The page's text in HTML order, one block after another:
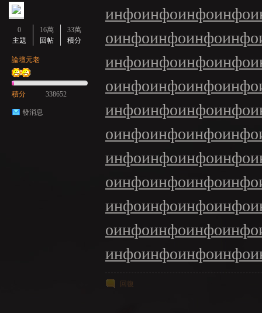
0
主題
16萬
回帖
33萬
積分
論壇元老
積分 338652
發消息
инфоинфоинфоинфо
оинфоинфоинфоинфо
инфоинфоинфоинфо
оинфоинфоинфоинфо
инфоинфоинфоинфо
оинфоинфоинфоинфо
инфоинфоинфоинфо
оинфоинфоинфоинфо
инфоинфоинфоинфо
оинфоинфоинфоинфо
инфоинфоинфоинфо
回復